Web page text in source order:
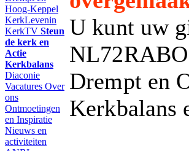
Hoog-Keppel
KerkLevenin
KerkTV Steun
de kerk en
Actie
Kerkbalans
Diaconie
Vacatures Over
ons
Ontmoetingen
en Inspiratie
Nieuws en
activiteiten
U kunt uw
Drempt en
Kerkbalans